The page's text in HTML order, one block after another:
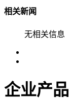
相关新闻
无相关信息
企业产品